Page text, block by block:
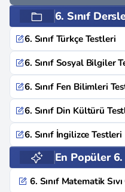
6. Sınıf
6. Sınıf Türkçe Testleri
6. Sınıf Sosyal Bilgiler
6. Sınıf Fen Bilimleri
6. Sınıf Din Kültürü
6. Sınıf İngilizce Testleri
En Popüler 6.
6. Sınıf Matematik